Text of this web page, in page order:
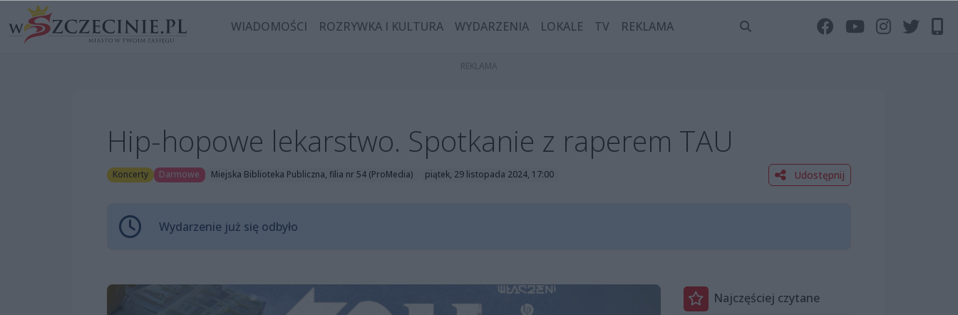
WIADOMOŚCI ROZRYWKA I KULTURA WYDARZENIA LOKALE TV REKLAMA
Hip-hopowe lekarstwo. Spotkanie z raperem TAU
Koncerty Darmowe Miejska Biblioteka Publiczna, filia nr 54 (ProMedia) piątek, 29 listopada 2024, 17:00 Udostępnij
Wydarzenie już się odbyło
Najczęściej czytane